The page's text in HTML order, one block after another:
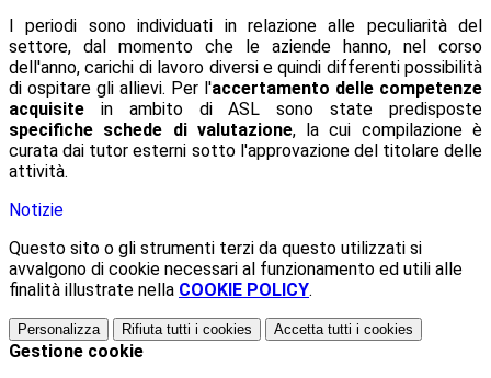
I periodi sono individuati in relazione alle peculiarità del
settore, dal momento che le aziende hanno, nel corso
dell'anno, carichi di lavoro diversi e quindi differenti possibilità
di ospitare gli allievi. Per l'accertamento delle competenze
acquisite in ambito di ASL sono state predisposte
specifiche schede di valutazione, la cui compilazione è
curata dai tutor esterni sotto l'approvazione del titolare delle
attività.
Notizie
Questo sito o gli strumenti terzi da questo utilizzati si
avvalgono di cookie necessari al funzionamento ed utili alle
finalità illustrate nella COOKIE POLICY.
Personalizza Rifiuta tutti i cookies Accetta tutti i cookies
Gestione cookie